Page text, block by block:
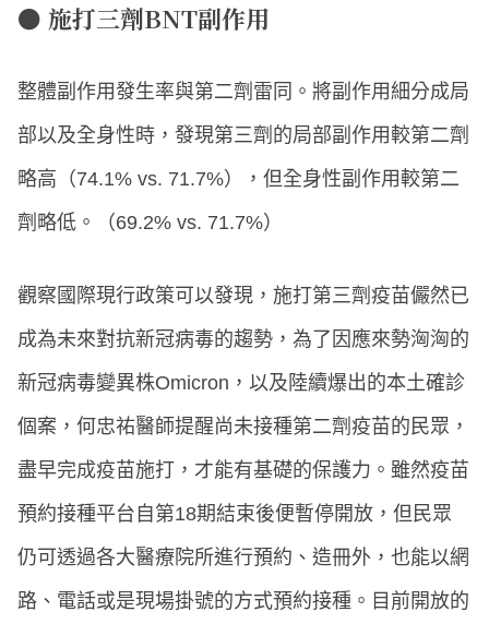
● 施打三劑BNT副作用
整體副作用發生率與第二劑雷同。將副作用細分成局
部以及全身性時，發現第三劑的局部副作用較第二劑
略高（74.1% vs. 71.7%），但全身性副作用較第二
劑略低。（69.2% vs. 71.7%）
觀察國際現行政策可以發現，施打第三劑疫苗儼然已
成為未來對抗新冠病毒的趨勢，為了因應來勢洶洶的
新冠病毒變異株Omicron，以及陸續爆出的本土確診
個案，何忠祐醫師提醒尚未接種第二劑疫苗的民眾，
盡早完成疫苗施打，才能有基礎的保護力。雖然疫苗
預約接種平台自第18期結束後便暫停開放，但民眾
仍可透過各大醫療院所進行預約、造冊外，也能以網
路、電話或是現場掛號的方式預約接種。目前開放的